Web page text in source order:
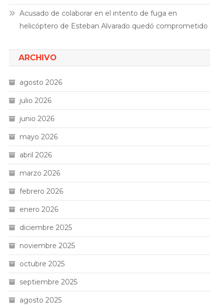
Acusado de colaborar en el intento de fuga en
helicóptero de Esteban Alvarado quedó comprometido
ARCHIVO
agosto 2026
julio 2026
junio 2026
mayo 2026
abril 2026
marzo 2026
febrero 2026
enero 2026
diciembre 2025
noviembre 2025
octubre 2025
septiembre 2025
agosto 2025